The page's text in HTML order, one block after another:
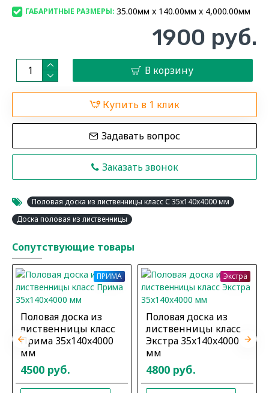
ГАБАРИТНЫЕ РАЗМЕРЫ: 35.00мм x 140.00мм x 4,000.00мм
1900 руб.
В корзину
Купить в 1 клик
Задавать вопрос
Заказать звонок
Половая доска из лиственницы класс С 35x140x4000 мм
Доска половая из лиственницы
Сопутствующие товары
ПРИМА
Половая доска из
лиственницы класс
Прима 35x140x4000
мм
4500 руб.
Экстра
Половая доска из
лиственницы класс
Экстра 35x140x4000
мм
4800 руб.